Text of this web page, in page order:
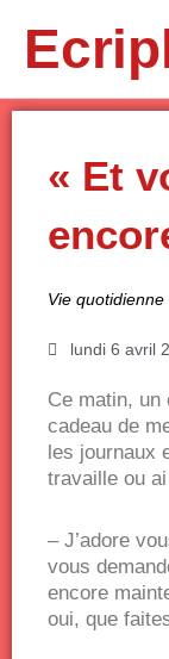
contenu
« Et
Vie quotidienne
lundi 6 avril
Ce matin, un
cadeau de
les journaux
travaille ou
– J’adore
vous
encore
oui, que